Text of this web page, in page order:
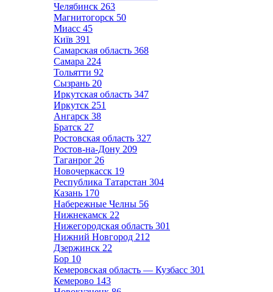
Челябинск 263
Магнитогорск 50
Миасс 45
Київ 391
Самарская область 368
Самара 224
Тольятти 92
Сызрань 20
Иркутская область 347
Иркутск 251
Ангарск 38
Братск 27
Ростовская область 327
Ростов-на-Дону 209
Таганрог 26
Новочеркасск 19
Республика Татарстан 304
Казань 170
Набережные Челны 56
Нижнекамск 22
Нижегородская область 301
Нижний Новгород 212
Дзержинск 22
Бор 10
Кемеровская область — Кузбасс 301
Кемерово 143